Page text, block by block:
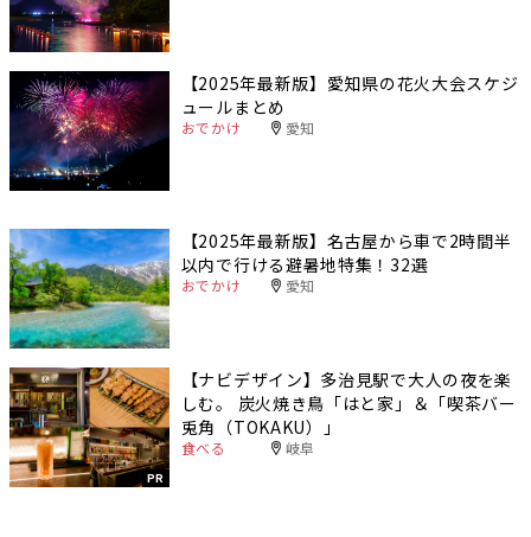
【2025年最新版】愛知県の花火大会スケジ
ュールまとめ
おでかけ 愛知
【2025年最新版】名古屋から車で2時間半
以内で行ける避暑地特集！32選
おでかけ 愛知
PR
【ナビデザイン】多治見駅で大人の夜を楽
しむ。 炭火焼き鳥「はと家」＆「喫茶バー
兎角（TOKAKU）」
食べる 岐阜